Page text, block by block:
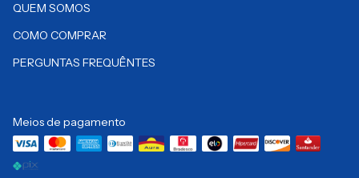
QUEM SOMOS
COMO COMPRAR
PERGUNTAS FREQUÊNTES
Meios de pagamento